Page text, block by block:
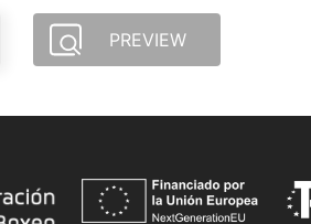
PREVIEW